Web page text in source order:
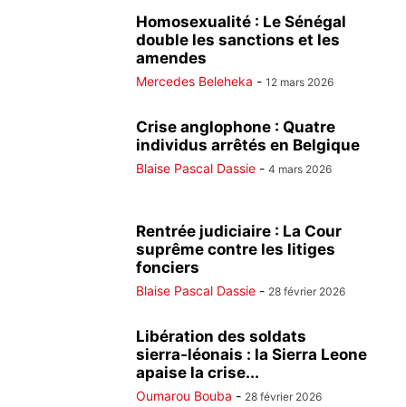
Homosexualité : Le Sénégal
double les sanctions et les
amendes
Mercedes Beleheka - 12 mars 2026
Crise anglophone : Quatre
individus arrêtés en Belgique
Blaise Pascal Dassie - 4 mars 2026
Rentrée judiciaire : La Cour
suprême contre les litiges
fonciers
Blaise Pascal Dassie - 28 février 2026
Libération des soldats
sierra‑léonais : la Sierra Leone
apaise la crise...
Oumarou Bouba - 28 février 2026